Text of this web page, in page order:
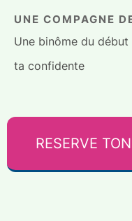
UNE COMPAGNE
Une binôme du
ta confidente
RESERVE